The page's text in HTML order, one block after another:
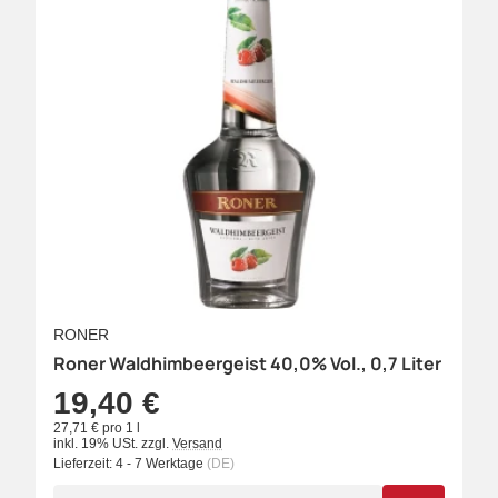
RONER
Roner Waldhimbeergeist 40,0% Vol., 0,7 Liter
19,40 €
27,71 € pro 1 l
inkl. 19% USt. zzgl. Versand
Lieferzeit: 4 - 7 Werktage (DE)